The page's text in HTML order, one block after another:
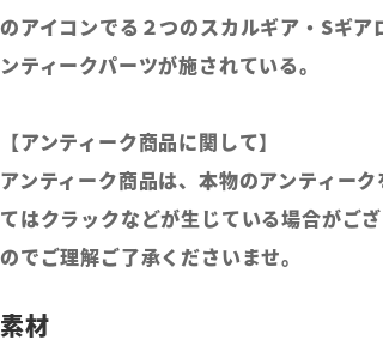
のアイコンでる２つのスカルギア・Sギ
ンティークパーツが施されている。
【アンティーク商品に関して】
アンティーク商品は、本物のアンティー
てはクラックなどが生じている場合がご
のでご理解ご了承くださいませ。